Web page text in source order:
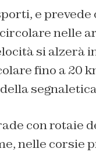
e
nelle
si alzerà
fino a 20
con rotaie
nelle corsie